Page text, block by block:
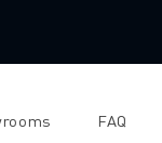
FAQ